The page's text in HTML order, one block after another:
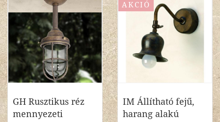
GH Rusztikus réz
mennyezeti
AKCIÓ
IM Állítható fejű,
harang alakú